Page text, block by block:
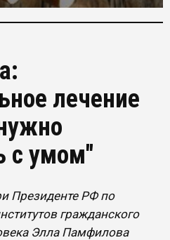
лечение
с умом"
Президенте РФ по
гражданского
Элла Памфилова